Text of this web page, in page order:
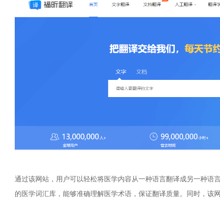
通过该网站，用户可以轻松将医学内容从一种语言翻译成另一种
的医学词汇库，能够准确理解医学术语，保证翻译质量。同时，